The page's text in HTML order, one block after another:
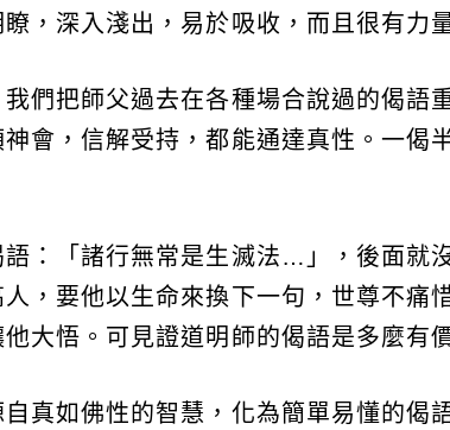
，深入淺出，易於吸收，而且很有力
們把師父過去在各種場合說過的偈語
會，信解受持，都能通達真性。一偈
：「諸行無常是生滅法…」，後面就
，要他以生命來換下一句，世尊不痛
大悟。可見證道明師的偈語是多麼有
真如佛性的智慧，化為簡單易懂的偈